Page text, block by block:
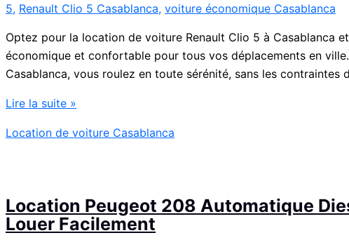
5, Renault Clio 5 Casablanca, voiture économique Casablanca
Optez pour la location de voiture Renault Clio 5 à Casablanca
économique et confortable pour tous vos déplacements en
Casablanca, vous roulez en toute sérénité, sans les contraintes
Location
Voiture
à
Casablanca
Lire la suite »
Location de voiture Casablanca
Location Peugeot 208 Automatique
Louer Facilement